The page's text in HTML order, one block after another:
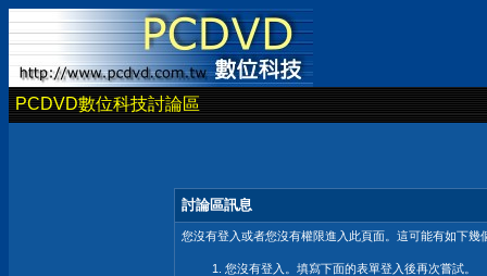
PCDVD數位科技討論區
討論區訊息
您沒有登入或者您沒有權限進入此頁面。這可能有如下幾
您沒有登入。填寫下面的表單登入後再次嘗試。